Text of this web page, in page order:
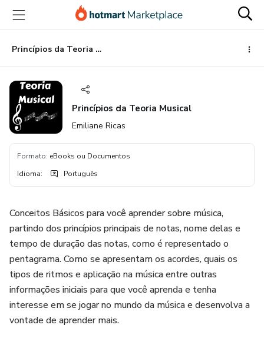
para
conteúdo
principal
para
pagamento
para
rodapé
Princípios da Teoria Musical
Princípios da Teoria Musical
Emiliane Ricas
Formato: eBooks ou Documentos
Idioma: Português
Conceitos Básicos para você aprender sobre música,
partindo dos princípios principais de notas, nome delas e
tempo de duração das notas, como é representado o
pentagrama. Como se apresentam os acordes, quais os
tipos de ritmos e aplicação na música entre outras
informações iniciais para que você aprenda e tenha
interesse em se jogar no mundo da música e desenvolva a
vontade de aprender mais.